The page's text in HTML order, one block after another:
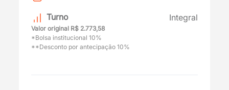
Turno Integral
Valor original R$ 2.773,58
*Bolsa institucional 10%
**Desconto por antecipação 10%